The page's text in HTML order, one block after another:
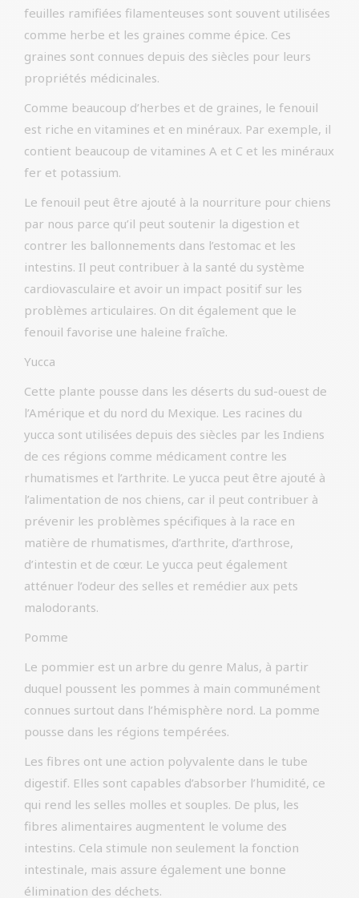
feuilles ramifiées filamenteuses sont souvent utilisées
comme herbe et les graines comme épice. Ces
graines sont connues depuis des siècles pour leurs
propriétés médicinales.
Comme beaucoup d’herbes et de graines, le fenouil
est riche en vitamines et en minéraux. Par exemple, il
contient beaucoup de vitamines A et C et les minéraux
fer et potassium.
Le fenouil peut être ajouté à la nourriture pour chiens
par nous parce qu’il peut soutenir la digestion et
contrer les ballonnements dans l’estomac et les
intestins. Il peut contribuer à la santé du système
cardiovasculaire et avoir un impact positif sur les
problèmes articulaires. On dit également que le
fenouil favorise une haleine fraîche.
Yucca
Cette plante pousse dans les déserts du sud-ouest de
l’Amérique et du nord du Mexique. Les racines du
yucca sont utilisées depuis des siècles par les Indiens
de ces régions comme médicament contre les
rhumatismes et l’arthrite. Le yucca peut être ajouté à
l’alimentation de nos chiens, car il peut contribuer à
prévenir les problèmes spécifiques à la race en
matière de rhumatismes, d’arthrite, d’arthrose,
d’intestin et de cœur. Le yucca peut également
atténuer l’odeur des selles et remédier aux pets
malodorants.
Pomme
Le pommier est un arbre du genre Malus, à partir
duquel poussent les pommes à main communément
connues surtout dans l’hémisphère nord. La pomme
pousse dans les régions tempérées.
Les fibres ont une action polyvalente dans le tube
digestif. Elles sont capables d’absorber l’humidité, ce
qui rend les selles molles et souples. De plus, les
fibres alimentaires augmentent le volume des
intestins. Cela stimule non seulement la fonction
intestinale, mais assure également une bonne
élimination des déchets.